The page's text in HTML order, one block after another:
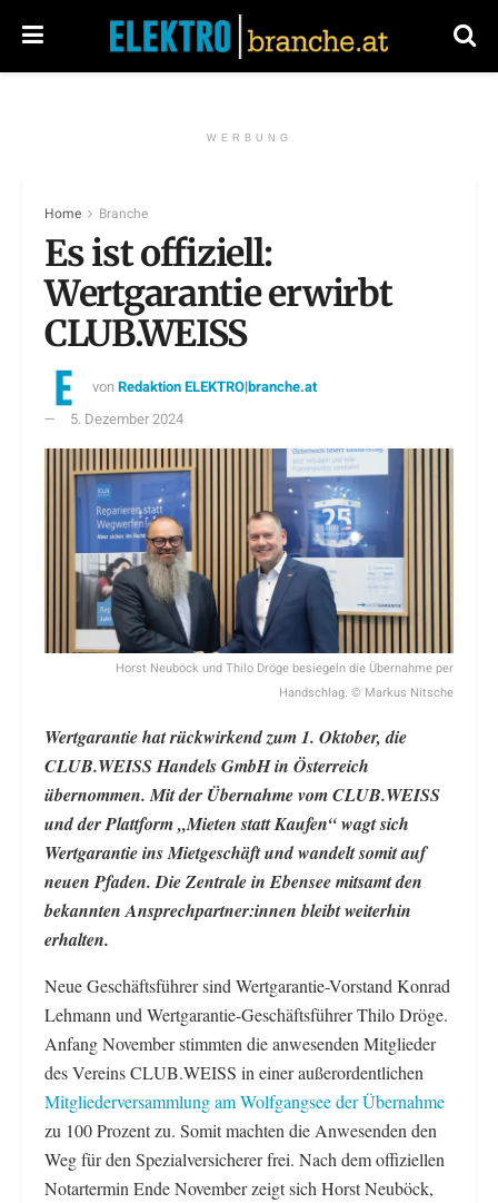
WERBUNG
Home Branche
Es ist offiziell:
Wertgarantie erwirbt
CLUB.WEISS
vonRedaktion ELEKTRO|branche.at
5. Dezember 2024
Horst Neuböck und Thilo Dröge besiegeln die Übernahme per
Handschlag. © Markus Nitsche
Wertgarantie hat rückwirkend zum 1. Oktober, die
CLUB.WEISS Handels GmbH in Österreich
übernommen. Mit der Übernahme vom CLUB.WEISS
und der Plattform „Mieten statt Kaufen“ wagt sich
Wertgarantie ins Mietgeschäft und wandelt somit auf
neuen Pfaden. Die Zentrale in Ebensee mitsamt den
bekannten Ansprechpartner:innen bleibt weiterhin
erhalten.
Neue Geschäftsführer sind Wertgarantie-Vorstand Konrad
Lehmann und Wertgarantie-Geschäftsführer Thilo Dröge.
Anfang November stimmten die anwesenden Mitglieder
des Vereins CLUB.WEISS in einer außerordentlichen
Mitgliederversammlung am Wolfgangsee der Übernahme
zu 100 Prozent zu. Somit machten die Anwesenden den
Weg für den Spezialversicherer frei. Nach dem offiziellen
Notartermin Ende November zeigt sich Horst Neuböck,